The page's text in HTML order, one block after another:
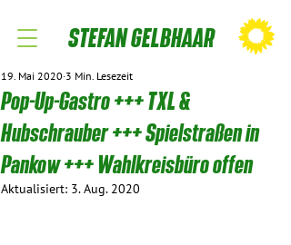
STEFAN GELBHAAR
Pop-Up-Gastro +++ TXL &
Hubschrauber +++ Spielstraßen in
Pankow +++ Wahlkreisbüro offen
19. Mai 2020 3 Min. Lesezeit
Aktualisiert: 3. Aug. 2020